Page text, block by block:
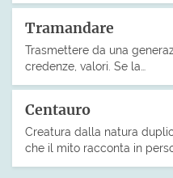
Tramandare
Trasmettere da una
credenze, valori. Se la…
Centauro
Creatura dalla natura
che il mito racconta in